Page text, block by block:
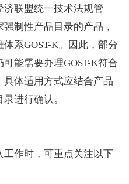
联盟统一技术法规管
制性产品目录的产品，
系GOST-K。因此，部分
能需要办理GOST-K符合
体适用方式应结合产品
进行确认。
作时，可重点关注以下